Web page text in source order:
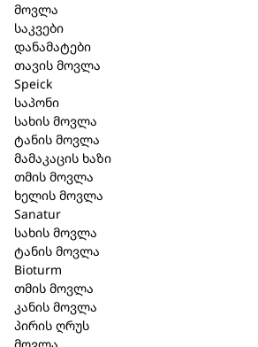
მოვლა
საკვები
დანამატები
თავის მოვლა
Speick
საპონი
სახის მოვლა
ტანის მოვლა
მამაკაცის ხაზი
თმის მოვლა
ხელის მოვლა
Sanatur
სახის მოვლა
ტანის მოვლა
Bioturm
თმის მოვლა
კანის მოვლა
პირის ღრუს
მოკლე აღწერა
ყველა ტიპის თმისთვის
შეინარჩუნეთ მოქნილი თმის
გარეშე დიდი ხნით.
თმა ინარჩუნებს ბუნებრივ
დაცულია გარემოს
მაღალი ტენიანობის ან
პირობებშიც კი
და თმის ბუნებრივი შეგრძნება.
ძვირფასი ორგანული
ყვავილისა და მწვანე ჩაისგან
აძლევს ბუნებრივ ბზინვარებას,
სტილს უზრუნველყოფს.